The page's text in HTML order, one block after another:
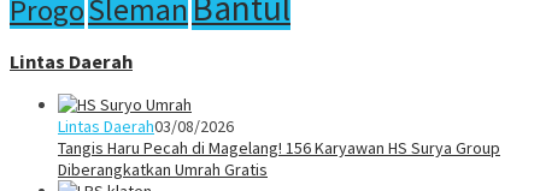
ProgoSleman
Lintas Daerah
Lintas Daerah03/08/2026
Tangis Haru Pecah di Magelang! 156 Karyawan HS Surya Group
Diberangkatkan Umrah Gratis